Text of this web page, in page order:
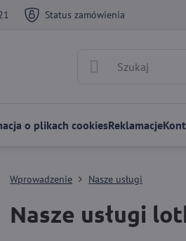
Status zamówienia
o plikach cookiesReklamacje
Wprowadzenie Nasze usługi
Nasze usługi